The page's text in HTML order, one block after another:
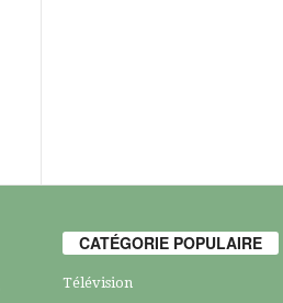
CATÉGORIE POPULAIRE
Télévision